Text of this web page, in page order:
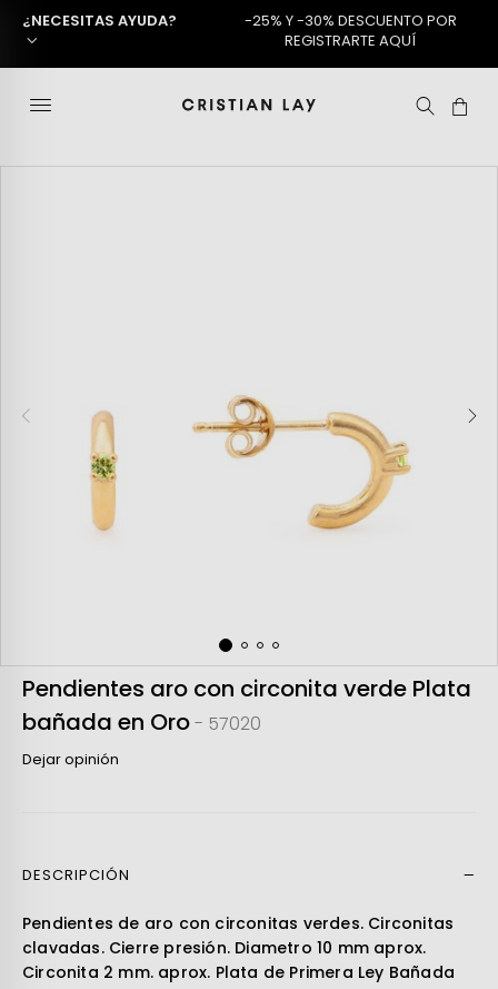
¿NECESITAS AYUDA?
-25% Y -30% DESCUENTO POR
REGISTRARTE AQUÍ
Pendientes aro con circonita verde Plata
bañada en Oro- 57020
Dejar opinión
DESCRIPCIÓN
Pendientes de aro con circonitas verdes. Circonitas
clavadas. Cierre presión. Diametro 10 mm aprox.
Circonita 2 mm. aprox. Plata de Primera Ley Bañada